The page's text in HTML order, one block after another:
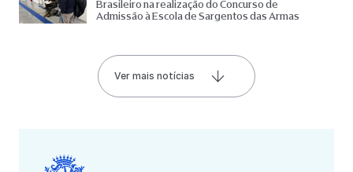
Brasileiro na realização do Concurso de
Admissão à Escola de Sargentos das Armas
Ver mais notícias